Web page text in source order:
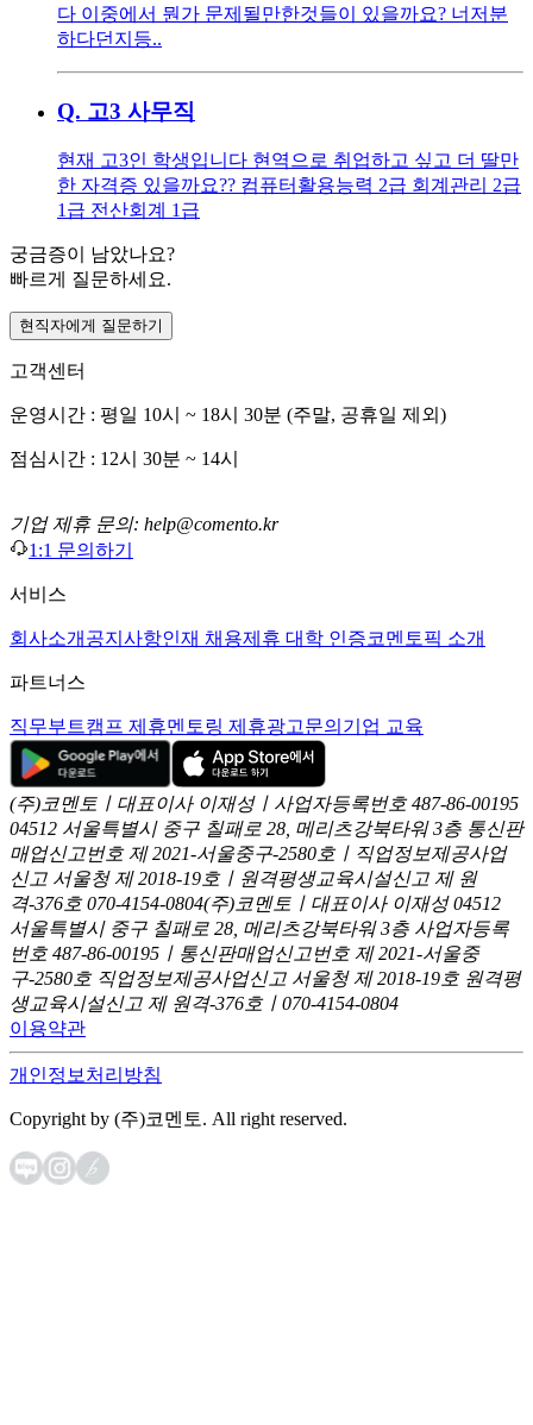
다 이중에서 뭔가 문제될만한것들이 있을까요? 너저분
하다던지등..
Q. 고3 사무직
현재 고3인 학생입니다 현역으로 취업하고 싶고 더 딸만
한 자격증 있을까요?? 컴퓨터활용능력 2급 회계관리 2급
1급 전산회계 1급
궁금증이 남았나요?
빠르게 질문하세요.
현직자에게 질문하기
고객센터
운영시간 : 평일 10시 ~ 18시 30분 (주말, 공휴일 제외)
점심시간 : 12시 30분 ~ 14시
기업 제휴 문의: help@comento.kr
1:1 문의하기
서비스
회사소개 공지사항인재 채용제휴 대학 인증코멘토픽 소개
파트너스
직무부트캠프 제휴멘토링 제휴광고문의 기업 교육
(주)코멘토ㅣ대표이사 이재성ㅣ사업자등록번호 487-86-00195
04512 서울특별시 중구 칠패로 28, 메리츠강북타워 3층 통신판
매업신고번호 제 2021-서울중구-2580호ㅣ직업정보제공사업
신고 서울청 제 2018-19호ㅣ원격평생교육시설신고 제 원
격-376호 070-4154-0804(주)코멘토ㅣ대표이사 이재성 04512
서울특별시 중구 칠패로 28, 메리츠강북타워 3층 사업자등록
번호 487-86-00195ㅣ통신판매업신고번호 제 2021-서울중
구-2580호 직업정보제공사업신고 서울청 제 2018-19호 원격평
생교육시설신고 제 원격-376호ㅣ070-4154-0804
이용약관
개인정보처리방침
Copyright by (주)코멘토. All right reserved.